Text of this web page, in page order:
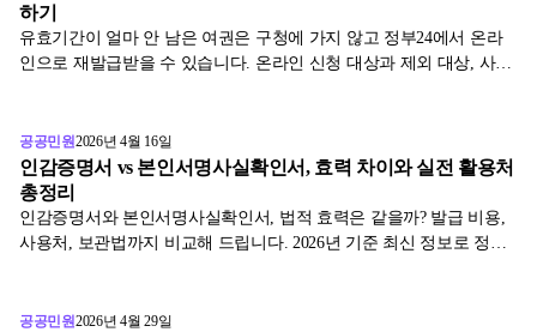
하기
유효기간이 얼마 안 남은 여권은 구청에 가지 않고 정부24에서 온라
인으로 재발급받을 수 있습니다. 온라인 신청 대상과 제외 대상, 사진
공공민원2026년 4월 16일
인감증명서 vs 본인서명사실확인서, 효력 차이와 실전 활용처
총정리
인감증명서와 본인서명사실확인서, 법적 효력은 같을까? 발급 비용,
사용처, 보관법까지 비교해 드립니다. 2026년 기준 최신 정보로 정리
공공민원2026년 4월 29일